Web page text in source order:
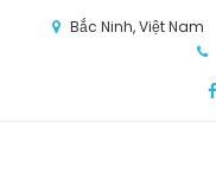
Bắc Ninh, Việt Nam